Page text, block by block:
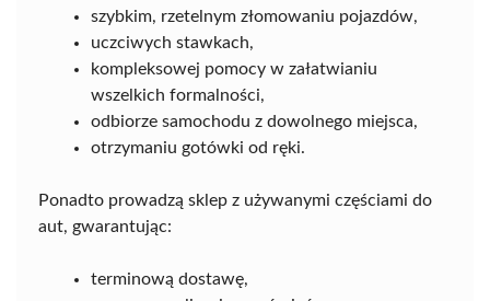
szybkim, rzetelnym złomowaniu pojazdów,
uczciwych stawkach,
kompleksowej pomocy w załatwianiu
wszelkich formalności,
odbiorze samochodu z dowolnego miejsca,
otrzymaniu gotówki od ręki.
Ponadto prowadzą sklep z używanymi częściami do
aut, gwarantując:
terminową dostawę,